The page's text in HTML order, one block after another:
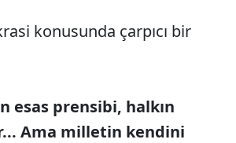
konusunda çarpıcı bir
esas prensibi, halkın
Ama milletin kendini